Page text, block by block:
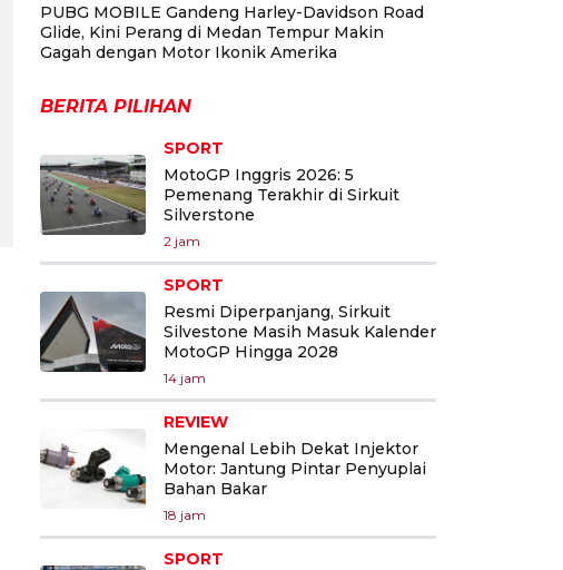
PUBG MOBILE Gandeng Harley-Davidson Road
Glide, Kini Perang di Medan Tempur Makin
Gagah dengan Motor Ikonik Amerika
BERITA PILIHAN
SPORT
MotoGP Inggris 2026: 5
Pemenang Terakhir di Sirkuit
Silverstone
2 jam
SPORT
Resmi Diperpanjang, Sirkuit
Silvestone Masih Masuk Kalender
MotoGP Hingga 2028
14 jam
REVIEW
Mengenal Lebih Dekat Injektor
Motor: Jantung Pintar Penyuplai
Bahan Bakar
18 jam
SPORT